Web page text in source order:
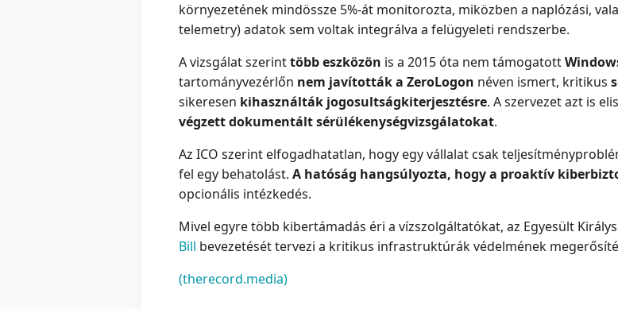
környezetének mindössze 5%-át monitorozta, miközben a naplózási,
telemetry) adatok sem voltak integrálva a felügyeleti rendszerbe.
A vizsgálat szerinttöbb eszközön is a 2015 óta nem támogatott
tartományvezérlőn nem javították a ZeroLogon néven ismert, kritikus
sikeresen kihasználták jogosultságkiterjesztésre. A szervezet azt is
végzett dokumentált sérülékenységvizsgálatokat.
Az ICO szerint elfogadhatatlan, hogy egy vállalat csak
fel egy behatolást. A hatóság hangsúlyozta, hogy a proaktív
opcionális intézkedés.
Mivel egyre több kibertámadás éri a vízszolgáltatókat, az Egyesült
Bill bevezetését tervezi a kritikus infrastruktúrák védelmének
(therecord.media)